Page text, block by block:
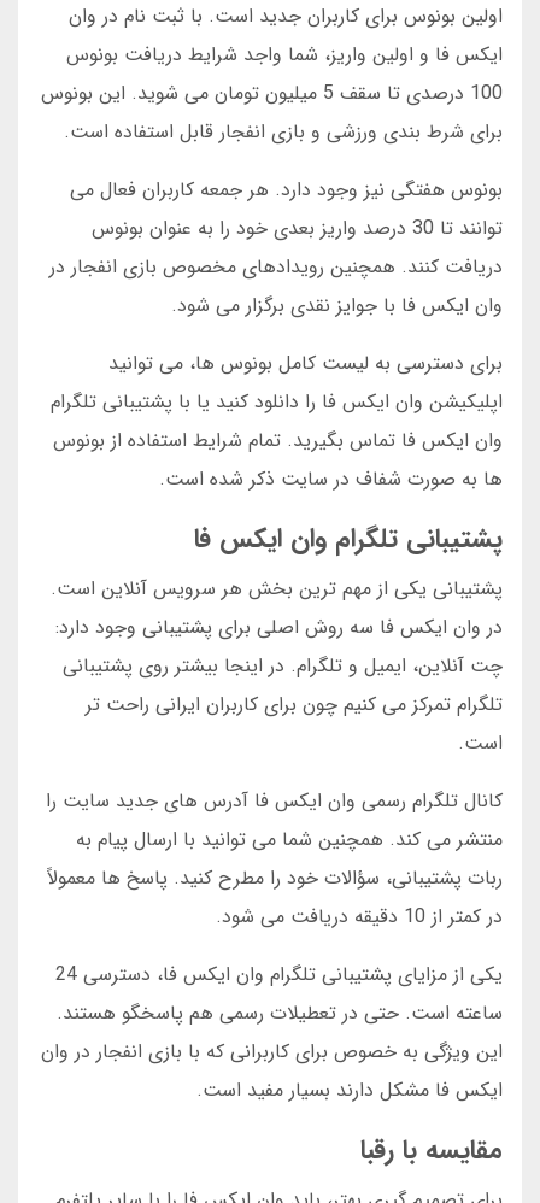
اولین بونوس برای کاربران جدید است. با ثبت نام در وان
ایکس فا و اولین واریز، شما واجد شرایط دریافت بونوس
100 درصدی تا سقف 5 میلیون تومان می شوید. این بونوس
برای شرط بندی ورزشی و بازی انفجار قابل استفاده است.
بونوس هفتگی نیز وجود دارد. هر جمعه کاربران فعال می
توانند تا 30 درصد واریز بعدی خود را به عنوان بونوس
دریافت کنند. همچنین رویدادهای مخصوص بازی انفجار در
وان ایکس فا با جوایز نقدی برگزار می شود.
برای دسترسی به لیست کامل بونوس ها، می توانید
اپلیکیشن وان ایکس فا را دانلود کنید یا با پشتیبانی تلگرام
وان ایکس فا تماس بگیرید. تمام شرایط استفاده از بونوس
ها به صورت شفاف در سایت ذکر شده است.
پشتیبانی تلگرام وان ایکس فا
پشتیبانی یکی از مهم ترین بخش هر سرویس آنلاین است.
در وان ایکس فا سه روش اصلی برای پشتیبانی وجود دارد:
چت آنلاین، ایمیل و تلگرام. در اینجا بیشتر روی پشتیبانی
تلگرام تمرکز می کنیم چون برای کاربران ایرانی راحت تر
است.
کانال تلگرام رسمی وان ایکس فا آدرس های جدید سایت را
منتشر می کند. همچنین شما می توانید با ارسال پیام به
ربات پشتیبانی، سؤالات خود را مطرح کنید. پاسخ ها معمولاً
در کمتر از 10 دقیقه دریافت می شود.
یکی از مزایای پشتیبانی تلگرام وان ایکس فا، دسترسی 24
ساعته است. حتی در تعطیلات رسمی هم پاسخگو هستند.
این ویژگی به خصوص برای کاربرانی که با بازی انفجار در وان
ایکس فا مشکل دارند بسیار مفید است.
مقایسه با رقبا